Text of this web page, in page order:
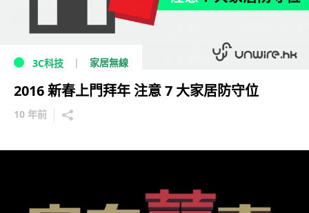
3C科技 家居無線
2016 新春上門拜年 注意 7 大家居防守位
10 年前